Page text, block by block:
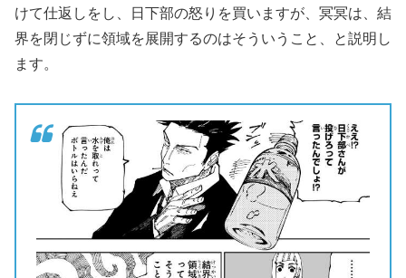
けて仕返しをし、日下部の怒りを買いますが、冥冥は、結
界を閉じずに領域を展開するのはそういうこと、と説明し
ます。